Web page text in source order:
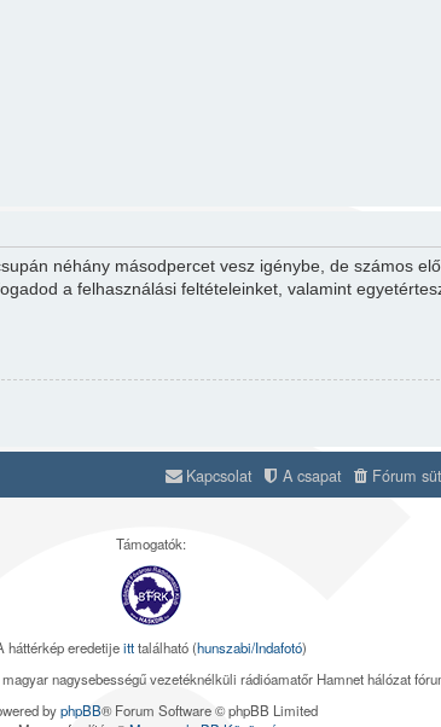
néhány másodpercet vesz igénybe, de számos
a felhasználási feltételeinket, valamint
Fórum
A csapat
Kapcsolat
Támogatók:
háttérkép eredetijeitttalálható (hunszabi/Indafotó)
nagysebességű vezetéknélküli rádióamatőr Hamnet hálózat
byphpBB® Forum Software © phpBB Limited